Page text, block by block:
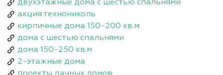
двухэтажные дома с шестью спальнями
акция технониколь
кирпичные дома 150-200 кв.м
дома с шестью спальнями
дома 150-250 кв.м
2-этажные дома
проекты дачных домов